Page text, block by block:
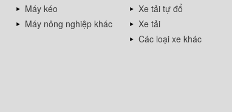
Máy kéo
Máy nông nghiệp khác
Xe tải tự đổ
Xe tải
Các loại xe khác